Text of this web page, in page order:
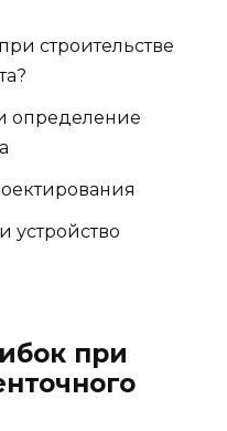
строительстве
определение
устройство
при